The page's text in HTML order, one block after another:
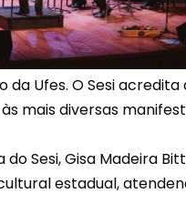
Ufes. O Sesi
mais diversas
Sesi, Gisa Madeira
estadual,